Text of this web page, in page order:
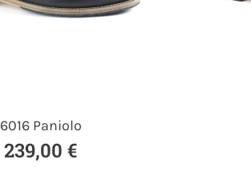
6016 Paniolo
239,00 €